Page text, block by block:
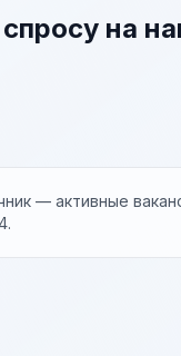
на
— активные